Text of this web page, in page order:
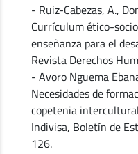
- Ruiz-Cabezas, A.,
Currículum ético-
enseñanza para el
Revista Derechos
- Avoro Nguema
Necesidades de
copetenia
Indivisa, Boletín de
126.